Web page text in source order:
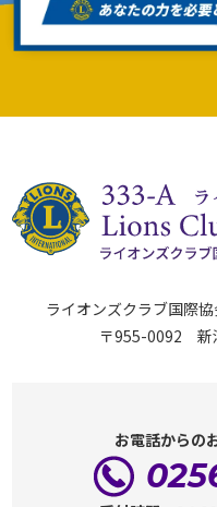
ライオンズクラブ国際
〒955-0092 新
お電話からの